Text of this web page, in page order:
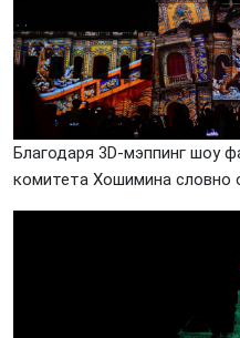
Благодаря 3D-мэппинг шоу
комитета Хошимина словно